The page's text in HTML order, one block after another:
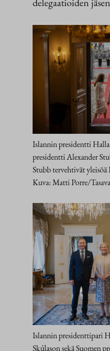
Islannin presidentti
presidentti Alexander
Stubb tervehtivät
Kuva: Matti Porre/
Islannin presidenttipari
Skúlason sekä Suomen